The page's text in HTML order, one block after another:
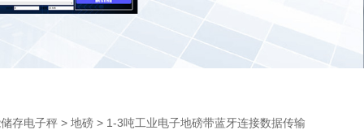
存电子秤 > 地磅 > 1-3吨工业电子地磅带蓝牙连接数据传输